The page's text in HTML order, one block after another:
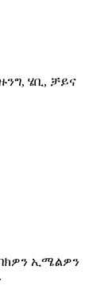
ሄቢ, ቻይና
ኢሜልዎን